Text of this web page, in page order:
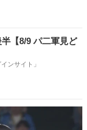
【8/9 パ二軍見ど
ンサイト」